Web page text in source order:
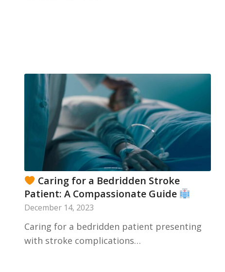
Caring for a Bedridden Stroke
Patient: A Compassionate Guide
December 14, 2023
Caring for a bedridden patient presenting
with stroke complications…